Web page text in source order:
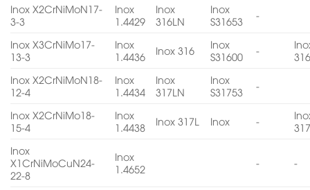
Inox X2CrNiMoN17-
3-3
Inox
1.4429
Inox
316LN
Inox
S31653
-
Inox X3CrNiMo17-
13-3
Inox
1.4436
Inox 316
Inox
S31600
-
Inox X2CrNiMoN18-
12-4
Inox
1.4434
Inox
317LN
Inox
S31753
-
Inox X2CrNiMo18-
15-4
Inox
1.4438
Inox 317L Inox -
Inox
X1CrNiMoCuN24-
22-8
Inox
1.4652
- -